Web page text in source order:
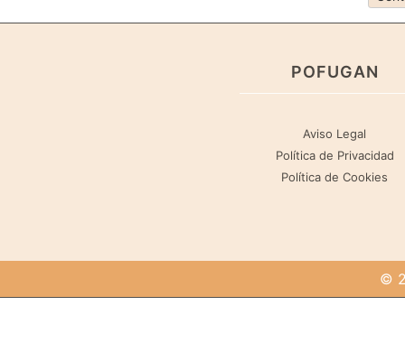
POFUGAN
Aviso Legal
Política de Privacidad
Política de Cookies
©